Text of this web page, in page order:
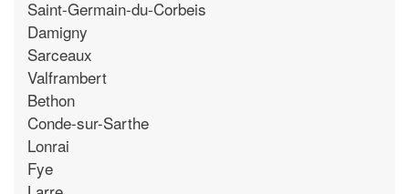
Saint-Germain-du-Corbeis
Damigny
Sarceaux
Valframbert
Bethon
Conde-sur-Sarthe
Lonrai
Fye